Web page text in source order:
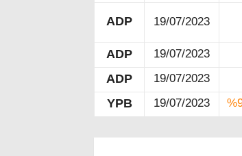
19/07/2023
ADP
19/07/2023
ADP
19/07/2023
ADP
19/07/2023
YPB